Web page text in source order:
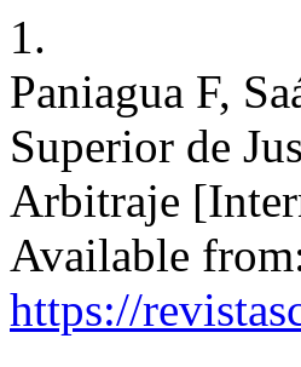
1.
Paniagua F,
Superior de
Arbitraje
Available
https://